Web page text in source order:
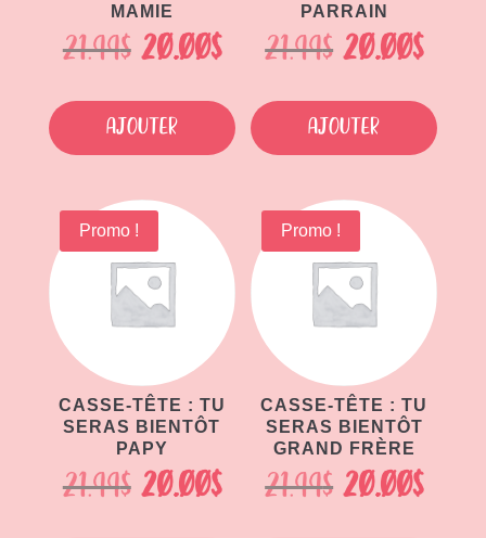
MAMIE
21.99$ Le
initial
était :
21.99$.
20.00$Le
actuel
est :
20.00$.
Ajouter
PARRAIN
21.99$ Le
initial
était :
21.99$.
20.00$Le
est :
Ajouter
Promo !
CASSE-TÊTE : TU
SERAS BIENTÔT
PAPY
21.99$ Le
20.00$Le
Promo !
CASSE-TÊTE : TU
SERAS BIENTÔT
GRAND FRÈRE
21.99$ Le
20.00$Le